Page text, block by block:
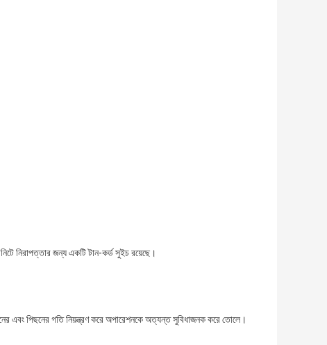
নিরাপত্তার জন্য একটি টান-কর্ড সুইচ রয়েছে।
এবং পিছনের গতি নিয়ন্ত্রণ করে অপারেশনকে অত্যন্ত সুবিধাজনক করে তোলে।